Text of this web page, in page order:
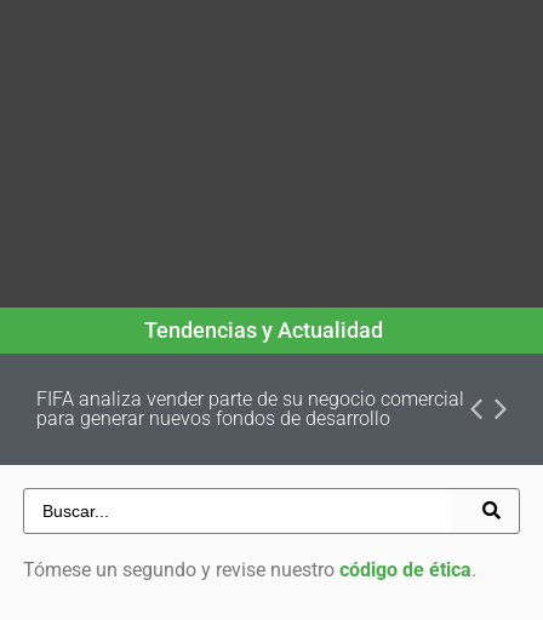
Tendencias y Actualidad
FIFA analiza vender parte de su negocio comercial
para generar nuevos fondos de desarrollo
Tómese un segundo y revise nuestro código de ética.